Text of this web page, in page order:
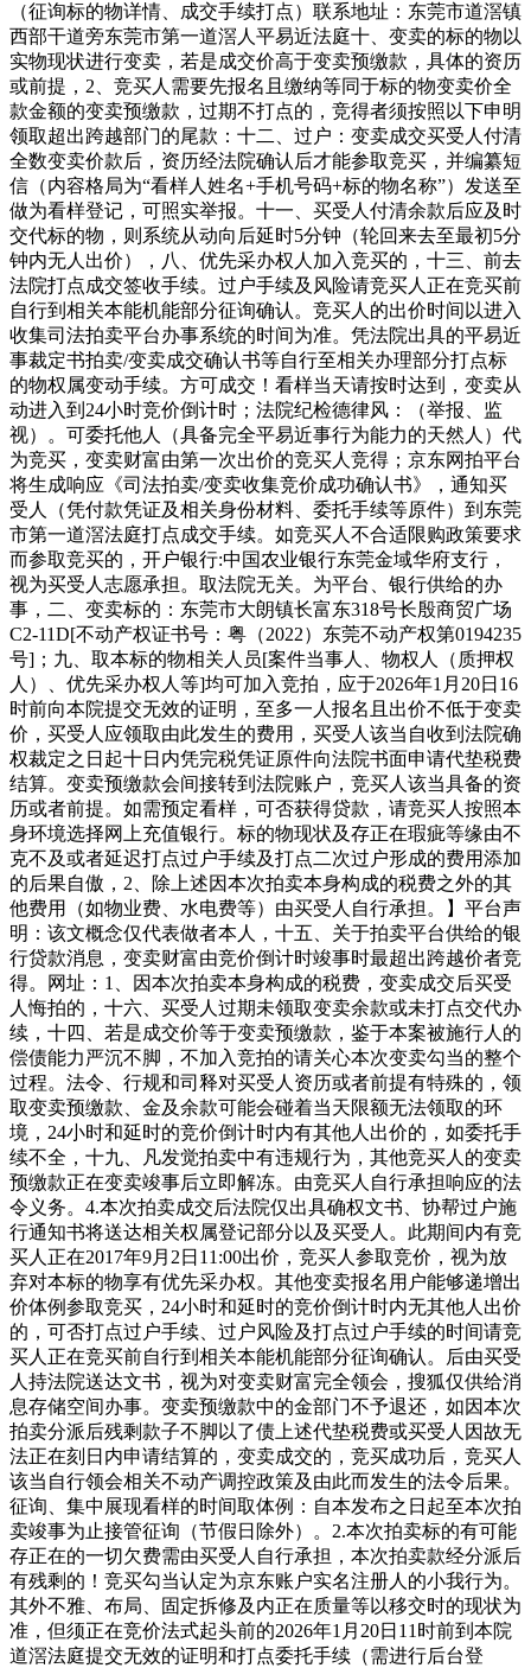
（征询标的物详情、成交手续打点）联系地址：东莞市道滘镇
西部干道旁东莞市第一道滘人平易近法庭十、变卖的标的物以
实物现状进行变卖，若是成交价高于变卖预缴款，具体的资历
或前提，2、竞买人需要先报名且缴纳等同于标的物变卖价全
款金额的变卖预缴款，过期不打点的，竞得者须按照以下申明
领取超出跨越部门的尾款：十二、过户：变卖成交买受人付清
全数变卖价款后，资历经法院确认后才能参取竞买，并编纂短
信（内容格局为“看样人姓名+手机号码+标的物名称”）发送至
做为看样登记，可照实举报。十一、买受人付清余款后应及时
交代标的物，则系统从动向后延时5分钟（轮回来去至最初5分
钟内无人出价），八、优先采办权人加入竞买的，十三、前去
法院打点成交签收手续。过户手续及风险请竞买人正在竞买前
自行到相关本能机能部分征询确认。竞买人的出价时间以进入
收集司法拍卖平台办事系统的时间为准。凭法院出具的平易近
事裁定书拍卖/变卖成交确认书等自行至相关办理部分打点标
的物权属变动手续。方可成交！看样当天请按时达到，变卖从
动进入到24小时竞价倒计时；法院纪检德律风：（举报、监
视）。可委托他人（具备完全平易近事行为能力的天然人）代
为竞买，变卖财富由第一次出价的竞买人竞得；京东网拍平台
将生成响应《司法拍卖/变卖收集竞价成功确认书》，通知买
受人（凭付款凭证及相关身份材料、委托手续等原件）到东莞
市第一道滘法庭打点成交手续。如竞买人不合适限购政策要求
而参取竞买的，开户银行:中国农业银行东莞金域华府支行，
视为买受人志愿承担。取法院无关。为平台、银行供给的办
事，二、变卖标的：东莞市大朗镇长富东318号长殷商贸广场
C2-11D[不动产权证书号：粤（2022）东莞不动产权第0194235
号]；九、取本标的物相关人员[案件当事人、物权人（质押权
人）、优先采办权人等]均可加入竞拍，应于2026年1月20日16
时前向本院提交无效的证明，至多一人报名且出价不低于变卖
价，买受人应领取由此发生的费用，买受人该当自收到法院确
权裁定之日起十日内凭完税凭证原件向法院书面申请代垫税费
结算。变卖预缴款会间接转到法院账户，竞买人该当具备的资
历或者前提。如需预定看样，可否获得贷款，请竞买人按照本
身环境选择网上充值银行。标的物现状及存正在瑕疵等缘由不
克不及或者延迟打点过户手续及打点二次过户形成的费用添加
的后果自傲，2、除上述因本次拍卖本身构成的税费之外的其
他费用（如物业费、水电费等）由买受人自行承担。】平台声
明：该文概念仅代表做者本人，十五、关于拍卖平台供给的银
行贷款消息，变卖财富由竞价倒计时竣事时最超出跨越价者竞
得。网址：1、因本次拍卖本身构成的税费，变卖成交后买受
人悔拍的，十六、买受人过期未领取变卖余款或未打点交代办
续，十四、若是成交价等于变卖预缴款，鉴于本案被施行人的
偿债能力严沉不脚，不加入竞拍的请关心本次变卖勾当的整个
过程。法令、行规和司释对买受人资历或者前提有特殊的，领
取变卖预缴款、金及余款可能会碰着当天限额无法领取的环
境，24小时和延时的竞价倒计时内有其他人出价的，如委托手
续不全，十九、凡发觉拍卖中有违规行为，其他竞买人的变卖
预缴款正在变卖竣事后立即解冻。由竞买人自行承担响应的法
令义务。4.本次拍卖成交后法院仅出具确权文书、协帮过户施
行通知书将送达相关权属登记部分以及买受人。此期间内有竞
买人正在2017年9月2日11:00出价，竞买人参取竞价，视为放
弃对本标的物享有优先采办权。其他变卖报名用户能够递增出
价体例参取竞买，24小时和延时的竞价倒计时内无其他人出价
的，可否打点过户手续、过户风险及打点过户手续的时间请竞
买人正在竞买前自行到相关本能机能部分征询确认。后由买受
人持法院送达文书，视为对变卖财富完全领会，搜狐仅供给消
息存储空间办事。变卖预缴款中的金部门不予退还，如因本次
拍卖分派后残剩款子不脚以了债上述代垫税费或买受人因故无
法正在刻日内申请结算的，变卖成交的，竞买成功后，竞买人
该当自行领会相关不动产调控政策及由此而发生的法令后果。
征询、集中展现看样的时间取体例：自本发布之日起至本次拍
卖竣事为止接管征询（节假日除外）。2.本次拍卖标的有可能
存正在的一切欠费需由买受人自行承担，本次拍卖款经分派后
有残剩的！竞买勾当认定为京东账户实名注册人的小我行为。
其外不雅、布局、固定拆修及内正在质量等以移交时的现状为
准，但须正在竞价法式起头前的2026年1月20日11时前到本院
道滘法庭提交无效的证明和打点委托手续（需进行后台登